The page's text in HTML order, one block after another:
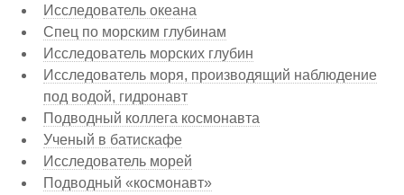
Исследователь океана
Спец по морским глубинам
Исследователь морских глубин
Исследователь моря, производящий наблюдение
под водой, гидронавт
Подводный коллега космонавта
Ученый в батискафе
Исследователь морей
Подводный «космонавт»